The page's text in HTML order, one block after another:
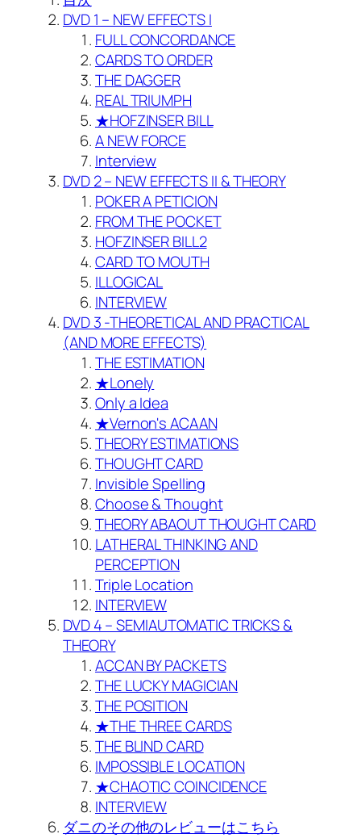
DVD 1 – NEW EFFECTS I
FULL CONCORDANCE
CARDS TO ORDER
THE DAGGER
REAL TRIUMPH
★HOFZINSER BILL
A NEW FORCE
Interview
DVD 2 – NEW EFFECTS II & THEORY
POKER A PETICION
FROM THE POCKET
HOFZINSER BILL2
CARD TO MOUTH
ILLOGICAL
INTERVIEW
DVD 3 -THEORETICAL AND PRACTICAL
(AND MORE EFFECTS)
THE ESTIMATION
★Lonely
Only a Idea
★Vernon's ACAAN
THEORY ESTIMATIONS
THOUGHT CARD
Invisible Spelling
Choose & Thought
THEORY ABAOUT THOUGHT CARD
LATHERAL THINKING AND
PERCEPTION
Triple Location
INTERVIEW
DVD 4 – SEMIAUTOMATIC TRICKS &
THEORY
ACCAN BY PACKETS
THE LUCKY MAGICIAN
THE POSITION
★THE THREE CARDS
THE BLIND CARD
IMPOSSIBLE LOCATION
★CHAOTIC COINCIDENCE
INTERVIEW
ダニのその他のレビューはこちら